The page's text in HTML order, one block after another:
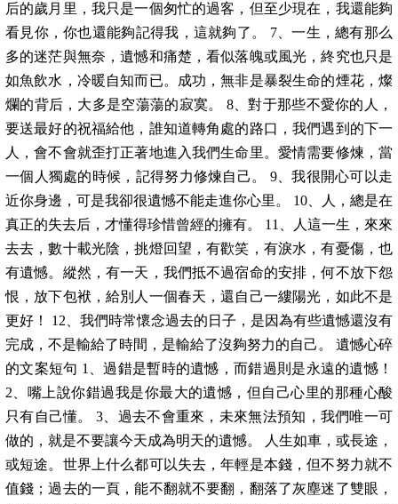
后的歲月里，我只是一個匆忙的過客，但至少現在，我還能夠
看見你，你也還能夠記得我，這就夠了。 7、一生，總有那么
多的迷茫與無奈，遺憾和痛楚，看似落魄或風光，終究也只是
如魚飲水，冷暖自知而已。成功，無非是暴裂生命的煙花，燦
爛的背后，大多是空蕩蕩的寂寞。 8、對于那些不愛你的人，
要送最好的祝福給他，誰知道轉角處的路口，我們遇到的下一
人，會不會就歪打正著地進入我們生命里。愛情需要修煉，當
一個人獨處的時候，記得努力修煉自己。 9、我很開心可以走
近你身邊，可是我卻很遺憾不能走進你心里。 10、人，總是在
真正的失去后，才懂得珍惜曾經的擁有。 11、人這一生，來來
去去，數十載光陰，挑燈回望，有歡笑，有淚水，有憂傷，也
有遺憾。縱然，有一天，我們抵不過宿命的安排，何不放下怨
恨，放下包袱，給別人一個春天，還自己一縷陽光，如此不是
更好！ 12、我們時常懷念過去的日子，是因為有些遺憾還沒有
完成，不是輸給了時間，是輸給了沒夠努力的自己。 遺憾心碎
的文案短句 1、過錯是暫時的遺憾，而錯過則是永遠的遺憾！
2、嘴上說你錯過我是你最大的遺憾，但自己心里的那種心酸
只有自己懂。 3、過去不會重來，未來無法預知，我們唯一可
做的，就是不要讓今天成為明天的遺憾。 人生如車，或長途，
或短途。世界上什么都可以失去，年輕是本錢，但不努力就不
值錢；過去的一頁，能不翻就不要翻，翻落了灰塵迷了雙眼，